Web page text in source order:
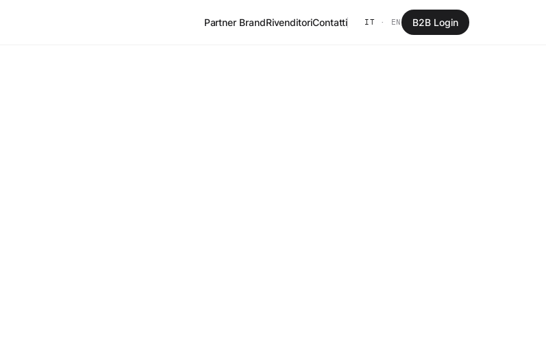
Partner BrandRivenditoriContatti IT · EN B2B Login